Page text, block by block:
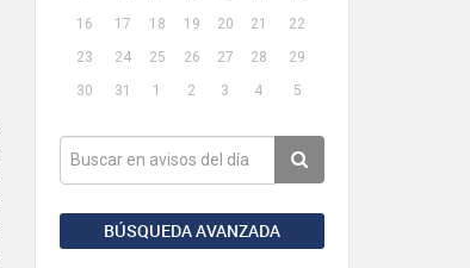
16
17 18 19 20 21
22
23
24 25 26 27 28
29
30
31 1 2 3 4 5
BÚSQUEDA AVANZADA